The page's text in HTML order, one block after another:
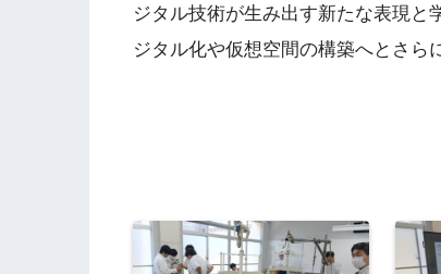
ジタル技術が生み出す新たな表現と
ジタル化や仮想空間の構築へとさら